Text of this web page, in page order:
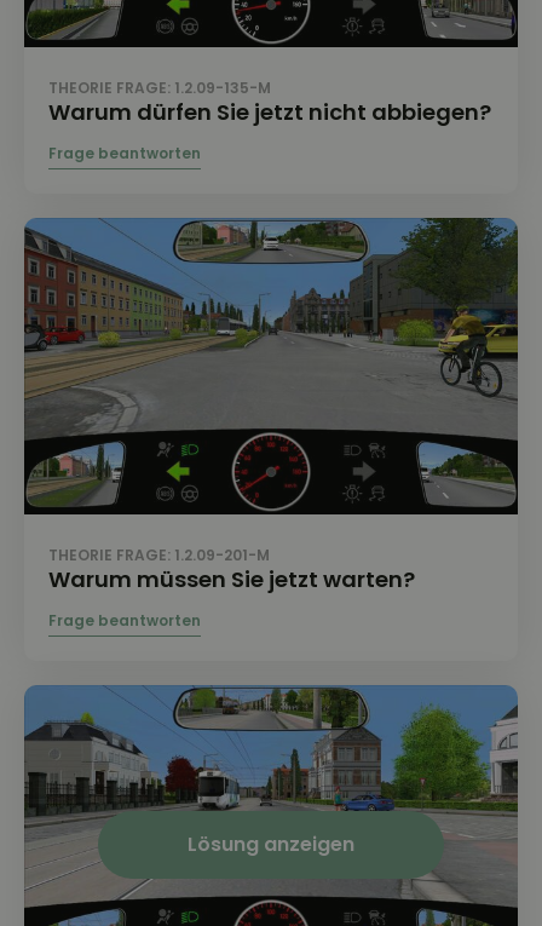
Lösung anzeigen
THEORIE FRAGE: 1.2.09-135-M
Warum dürfen Sie jetzt nicht abbiegen?
THEORIE FRAGE: 1.2.09-201-M
Warum müssen Sie jetzt warten?